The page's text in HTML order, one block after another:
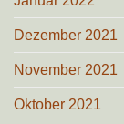
Dezember 2021
November 2021
Oktober 2021